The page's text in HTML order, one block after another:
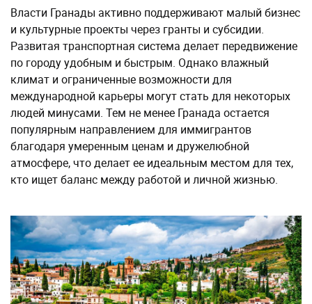
Власти Гранады активно поддерживают малый бизнес
и культурные проекты через гранты и субсидии.
Развитая транспортная система делает передвижение
по городу удобным и быстрым. Однако влажный
климат и ограниченные возможности для
международной карьеры могут стать для некоторых
людей минусами. Тем не менее Гранада остается
популярным направлением для иммигрантов
благодаря умеренным ценам и дружелюбной
атмосфере, что делает ее идеальным местом для тех,
кто ищет баланс между работой и личной жизнью.